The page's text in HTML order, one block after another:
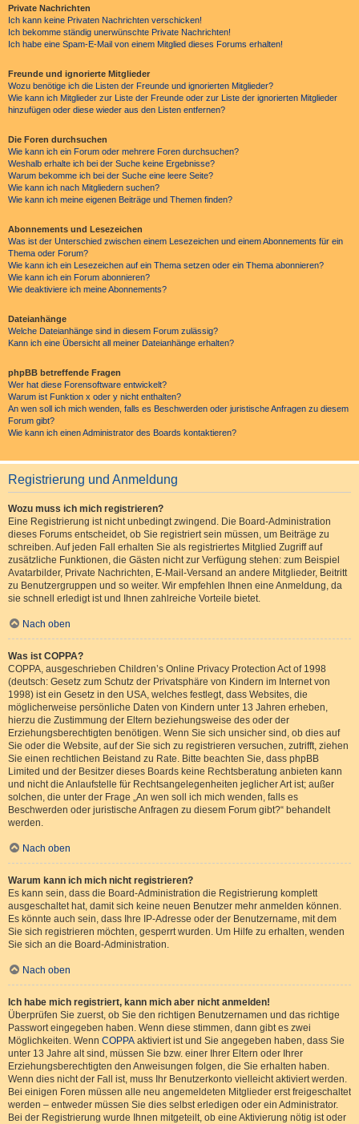
Private Nachrichten
Ich kann keine Privaten Nachrichten verschicken!
Ich bekomme ständig unerwünschte Private Nachrichten!
Ich habe eine Spam-E-Mail von einem Mitglied dieses Forums erhalten!
Freunde und ignorierte Mitglieder
Wozu benötige ich die Listen der Freunde und ignorierten Mitglieder?
Wie kann ich Mitglieder zur Liste der Freunde oder zur Liste der ignorierten Mitglieder
hinzufügen oder diese wieder aus den Listen entfernen?
Die Foren durchsuchen
Wie kann ich ein Forum oder mehrere Foren durchsuchen?
Weshalb erhalte ich bei der Suche keine Ergebnisse?
Warum bekomme ich bei der Suche eine leere Seite?
Wie kann ich nach Mitgliedern suchen?
Wie kann ich meine eigenen Beiträge und Themen finden?
Abonnements und Lesezeichen
Was ist der Unterschied zwischen einem Lesezeichen und einem Abonnements für ein
Thema oder Forum?
Wie kann ich ein Lesezeichen auf ein Thema setzen oder ein Thema abonnieren?
Wie kann ich ein Forum abonnieren?
Wie deaktiviere ich meine Abonnements?
Dateianhänge
Welche Dateianhänge sind in diesem Forum zulässig?
Kann ich eine Übersicht all meiner Dateianhänge erhalten?
phpBB betreffende Fragen
Wer hat diese Forensoftware entwickelt?
Warum ist Funktion x oder y nicht enthalten?
An wen soll ich mich wenden, falls es Beschwerden oder juristische Anfragen zu diesem
Forum gibt?
Wie kann ich einen Administrator des Boards kontaktieren?
Registrierung und Anmeldung
Wozu muss ich mich registrieren?
Eine Registrierung ist nicht unbedingt zwingend. Die Board-Administration
dieses Forums entscheidet, ob Sie registriert sein müssen, um Beiträge zu
schreiben. Auf jeden Fall erhalten Sie als registriertes Mitglied Zugriff auf
zusätzliche Funktionen, die Gästen nicht zur Verfügung stehen: zum Beispiel
Avatarbilder, Private Nachrichten, E-Mail-Versand an andere Mitglieder, Beitritt
zu Benutzergruppen und so weiter. Wir empfehlen Ihnen eine Anmeldung, da
sie schnell erledigt ist und Ihnen zahlreiche Vorteile bietet.
Nach oben
Was ist COPPA?
COPPA, ausgeschrieben Children’s Online Privacy Protection Act of 1998
(deutsch: Gesetz zum Schutz der Privatsphäre von Kindern im Internet von
1998) ist ein Gesetz in den USA, welches festlegt, dass Websites, die
möglicherweise persönliche Daten von Kindern unter 13 Jahren erheben,
hierzu die Zustimmung der Eltern beziehungsweise des oder der
Erziehungsberechtigten benötigen. Wenn Sie sich unsicher sind, ob dies auf
Sie oder die Website, auf der Sie sich zu registrieren versuchen, zutrifft, ziehen
Sie einen rechtlichen Beistand zu Rate. Bitte beachten Sie, dass phpBB
Limited und der Besitzer dieses Boards keine Rechtsberatung anbieten kann
und nicht die Anlaufstelle für Rechtsangelegenheiten jeglicher Art ist; außer
solchen, die unter der Frage „An wen soll ich mich wenden, falls es
Beschwerden oder juristische Anfragen zu diesem Forum gibt?“ behandelt
werden.
Nach oben
Warum kann ich mich nicht registrieren?
Es kann sein, dass die Board-Administration die Registrierung komplett
ausgeschaltet hat, damit sich keine neuen Benutzer mehr anmelden können.
Es könnte auch sein, dass Ihre IP-Adresse oder der Benutzername, mit dem
Sie sich registrieren möchten, gesperrt wurden. Um Hilfe zu erhalten, wenden
Sie sich an die Board-Administration.
Nach oben
Ich habe mich registriert, kann mich aber nicht anmelden!
Überprüfen Sie zuerst, ob Sie den richtigen Benutzernamen und das richtige
Passwort eingegeben haben. Wenn diese stimmen, dann gibt es zwei
Möglichkeiten. Wenn COPPA aktiviert ist und Sie angegeben haben, dass Sie
unter 13 Jahre alt sind, müssen Sie bzw. einer Ihrer Eltern oder Ihrer
Erziehungsberechtigten den Anweisungen folgen, die Sie erhalten haben.
Wenn dies nicht der Fall ist, muss Ihr Benutzerkonto vielleicht aktiviert werden.
Bei einigen Foren müssen alle neu angemeldeten Mitglieder erst freigeschaltet
werden – entweder müssen Sie dies selbst erledigen oder ein Administrator.
Bei der Registrierung wurde Ihnen mitgeteilt, ob eine Aktivierung nötig ist oder